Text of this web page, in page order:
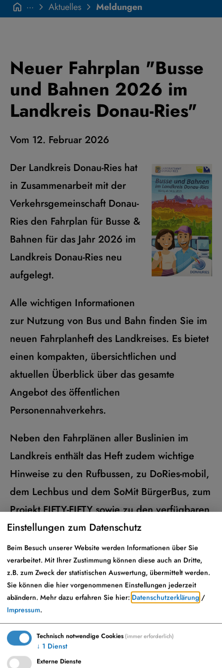
Meldungen
Aktuelles
···
Neuer Fahrplan "Busse
und Bahnen 2026 im
Landkreis Donau-Ries"
Vom 12. Februar 2026
Der Landkreis Donau-Ries hat
in Zusammenarbeit mit der
Verkehrsgemeinschaft Donau-
Ries den Fahrplan für Busse &
Bahnen für das Jahr 2026 im
Landkreis Donau-Ries neu
aufgelegt.
Alle wichtigen Informationen
zur Nutzung von Bus und Bahn finden Sie im
neuen Fahrplanheft des Landkreises. Es bietet
einen kompakten, übersichtlichen und
aktuellen Überblick über das gesamte
Angebot des öffentlichen
Personennahverkehrs.
Neben den Fahrplänen aller Buslinien im
Landkreis enthält das Heft zudem wichtige
Hinweise zu den Rufbussen, zu DoRies-mobil,
dem Lechbus und dem SoMit BürgerBus, zum
Projekt FIFTY-FIFTY sowie zu den verfügbaren
Fahrscheinen.
Das aktuell gültige Fahrplanheft erhalten Sie
kostenlos im Landratsamt Donauwörth, im
Bürgerservice des Landkreises in Nördlingen
sowie in den Rathäusern und
Gemeindeverwaltungen.
Alternativ kann das Fahrplanheft auch
Einstellungen zum Datenschutz
Beim Besuch unserer Website werden Informationen über Sie
verarbeitet. Mit Ihrer Zustimmung können diese auch an Dritte,
z.B. zum Zweck der statistischen Auswertung, übermittelt werden.
Sie können die hier vorgenommenen Einstellungen jederzeit
abändern. Mehr dazu erfahren Sie hier: Datenschutzerklärung /
Impressum.
Technisch notwendige Cookies(immer erforderlich)
↓ 1 Dienst
Externe Dienste